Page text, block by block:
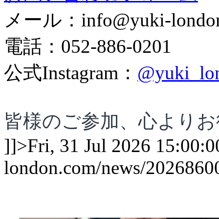
メール：info@yuki-
電話：052-886-0201
公式Instagram：
皆様のご参加、心より
]]>Fri, 31 Jul 2026
london.com/news/